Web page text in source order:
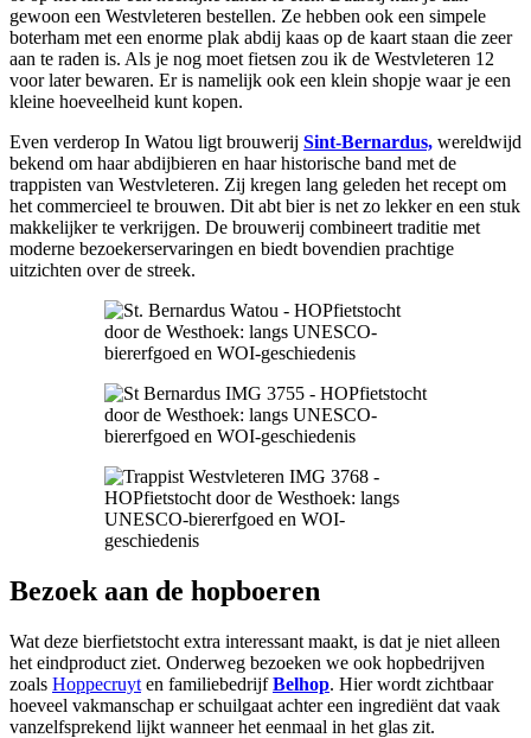
gewoon een Westvleteren bestellen. Ze hebben ook een simpele
boterham met een enorme plak abdij kaas op de kaart staan die zeer
aan te raden is. Als je nog moet fietsen zou ik de Westvleteren 12
voor later bewaren. Er is namelijk ook een klein shopje waar je een
kleine hoeveelheid kunt kopen.
Even verderop In Watou ligt brouwerij Sint-Bernardus, wereldwijd
bekend om haar abdijbieren en haar historische band met de
trappisten van Westvleteren. Zij kregen lang geleden het recept om
het commercieel te brouwen. Dit abt bier is net zo lekker en een stuk
makkelijker te verkrijgen. De brouwerij combineert traditie met
moderne bezoekerservaringen en biedt bovendien prachtige
uitzichten over de streek.
Bezoek aan de hopboeren
Wat deze bierfietstocht extra interessant maakt, is dat je niet alleen
het eindproduct ziet. Onderweg bezoeken we ook hopbedrijven
zoals Hoppecruyt en familiebedrijfBelhop. Hier wordt zichtbaar
hoeveel vakmanschap er schuilgaat achter een ingrediënt dat vaak
vanzelfsprekend lijkt wanneer het eenmaal in het glas zit.